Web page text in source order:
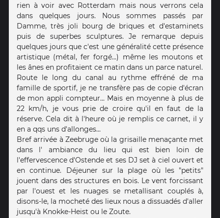
rien à voir avec Rotterdam mais nous verrons cela
dans quelques jours. Nous sommes passés par
Damme, très joli bourg de briques et d'estaminets
puis de superbes sculptures. Je remarque depuis
quelques jours que c'est une généralité cette présence
artistique (métal, fer forgé...) même les moutons et
les ânes en profitaient ce matin dans un parce naturel.
Route le long du canal au rythme effréné de ma
famille de sportif, je ne transfère pas de copie d'écran
de mon appli compteur... Mais en moyenne à plus de
22 km/h, je vous prie de croire qu'il en faut de la
réserve. Cela dit à l'heure où je remplis ce carnet, il y
en a qqs uns d'allonges...
Bref arrivée à Zeebruge où la grisaille menaçante met
dans l' ambiance du lieu qui est bien loin de
l'effervescence d'Ostende et ses DJ set à ciel ouvert et
en continue. Déjeuner sur la plage où les "petits"
jouent dans des structures en bois. Le vent forcissant
par l'ouest et les nuages se metallisant couplés à,
disons-le, la mocheté des lieux nous a dissuadés d'aller
jusqu'à Knokke-Heist ou le Zoute.